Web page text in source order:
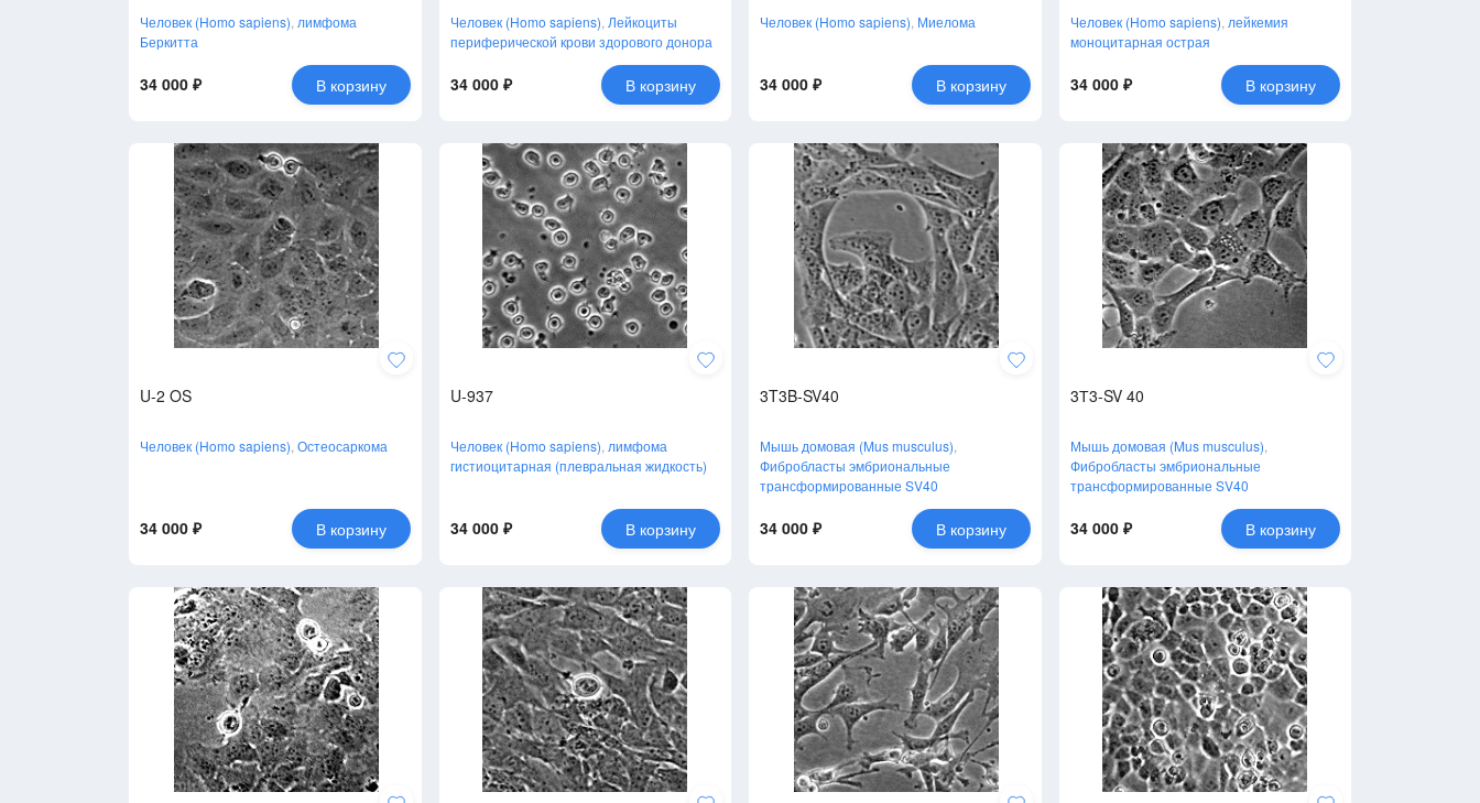
Человек (Homo sapiens) лимфома
Беркитта
34 000 ₽ В корзину
Человек (Homo sapiens) Лейкоциты
периферической крови здорового донора
34 000 ₽ В корзину
Человек (Homo sapiens) Миелома
34 000 ₽ В корзину
Человек (Homo sapiens) лейкемия
моноцитарная острая
34 000 ₽ В корзину
U-2 OS
Человек (Homo sapiens) Остеосаркома
34 000 ₽ В корзину
U-937
Человек (Homo sapiens) лимфома
гистиоцитарная (плевральная жидкость)
34 000 ₽ В корзину
3T3B-SV40
Мышь домовая (Mus musculus)
Фибробласты эмбриональные
трансформированные SV40
34 000 ₽ В корзину
3Т3-SV 40
Мышь домовая (Mus musculus)
Фибробласты эмбриональные
трансформированные SV40
34 000 ₽ В корзину